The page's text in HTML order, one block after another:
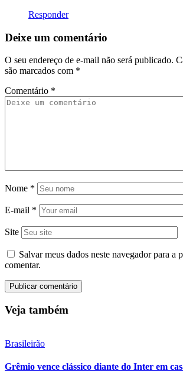
Responder
Deixe um comentário
O seu endereço de e-mail não será publicado.
são marcados com *
Comentário *
Nome *
E-mail *
Site
Salvar meus dados neste navegador para a
comentar.
Veja também
Brasileirão
Grêmio vence clássico diante do Inter em